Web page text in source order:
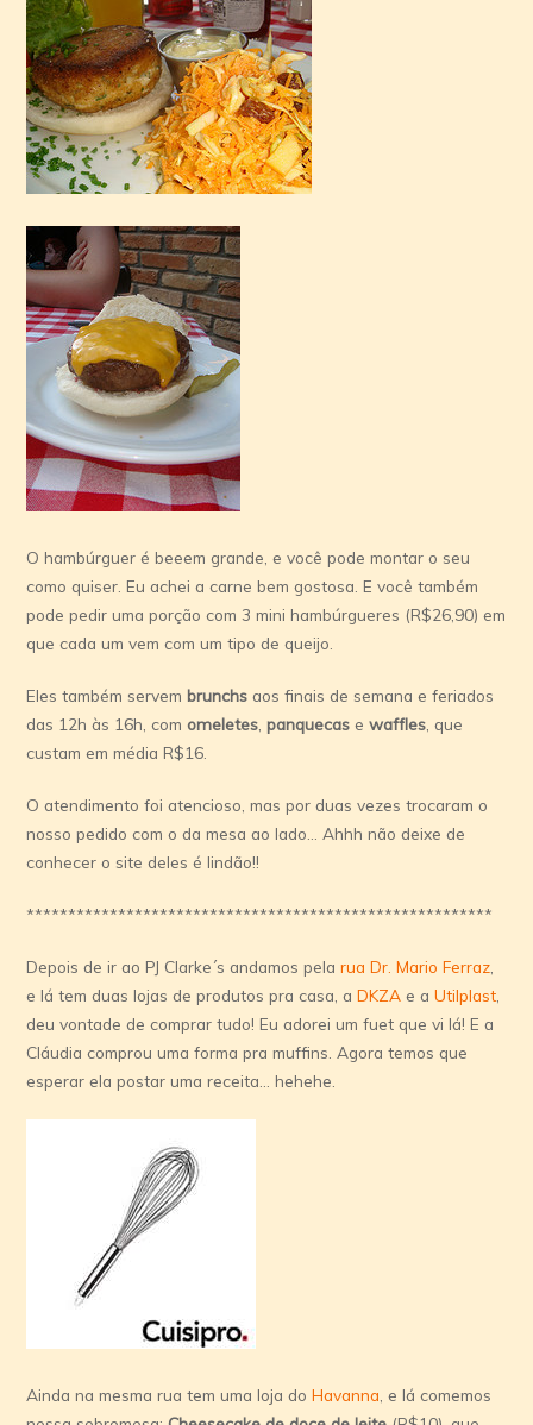
O hambúrguer é beeem grande, e você pode montar o seu
como quiser. Eu achei a carne bem gostosa. E você também
pode pedir uma porção com 3 mini hambúrgueres (R$26,90) em
que cada um vem com um tipo de queijo.
Eles também servembrunchs aos finais de semana e feriados
das 12h às 16h, comomeletes ,panquecas ewaffles , que
custam em média R$16.
O atendimento foi atencioso, mas por duas vezes trocaram o
nosso pedido com o da mesa ao lado… Ahhh não deixe de
conhecer o site deles é lindão!!
********************************************************
Depois de ir ao PJ Clarke´s andamos pelarua Dr. Mario Ferraz
e lá tem duas lojas de produtos pra casa, aDKZA e aUtilplast
deu vontade de comprar tudo! Eu adorei um fuet que vi lá! E a
Cláudia comprou uma forma pra muffins. Agora temos que
esperar ela postar uma receita… hehehe.
Ainda na mesma rua tem uma loja doHavanna , e lá comemos